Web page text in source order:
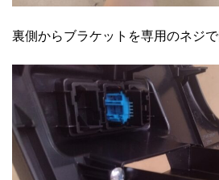
裏側からブラケットを専用のネジ